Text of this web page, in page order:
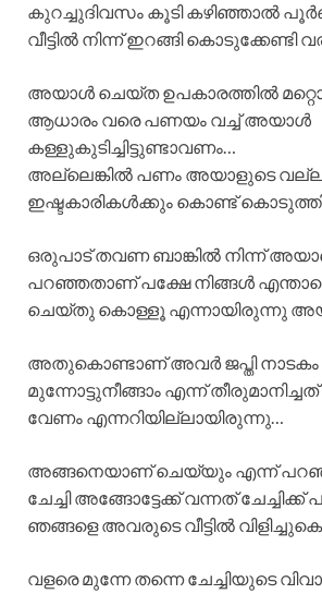
കുറച്ചുദിവസം കൂടി കഴിഞ്ഞാൽ
വീട്ടിൽ നിന്ന് ഇറങ്ങി കൊടുക്കേണ്ടി
അയാൾ ചെയ്ത ഉപകാരത്തിൽ
ആധാരം വരെ പണയം വച്ച് അയാൾ
കള്ളുകുടിച്ചിട്ടുണ്ടാവണം…
അല്ലെങ്കിൽ പണം അയാളുടെ
ഇഷ്ടകാരികൾക്കും കൊണ്ട്
ഒരുപാട് തവണ ബാങ്കിൽ നിന്ന്
പറഞ്ഞതാണ് പക്ഷേ നിങ്ങൾ
ചെയ്തു കൊള്ളൂ എന്നായിരുന്നു
അതുകൊണ്ടാണ് അവർ ജപ്തി
മുന്നോട്ടുനീങ്ങാം എന്ന്
വേണം എന്നറിയില്ലായിരുന്നു…
അങ്ങനെയാണ് ചെയ്യും എന്ന്
ചേച്ചി അങ്ങോട്ടേക്ക് വന്നത് ചേച്ചിക്ക്
ഞങ്ങളെ അവരുടെ വീട്ടിൽ
വളരെ മുന്നേ തന്നെ ചേച്ചിയുടെ